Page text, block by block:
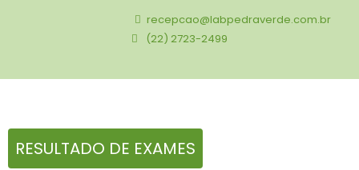
recepcao@labpedraverde.com.br
(22) 2723-2499
RESULTADO DE EXAMES